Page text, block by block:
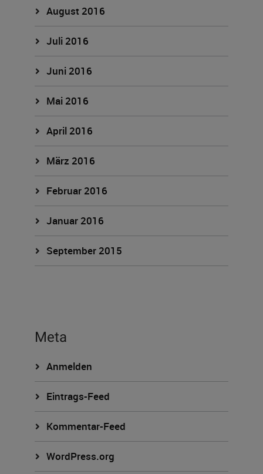
August 2016
Juli 2016
Juni 2016
Mai 2016
April 2016
März 2016
Februar 2016
Januar 2016
September 2015
Meta
Anmelden
Eintrags-Feed
Kommentar-Feed
WordPress.org